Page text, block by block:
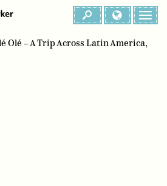
Olé – A Trip Across Latin America,